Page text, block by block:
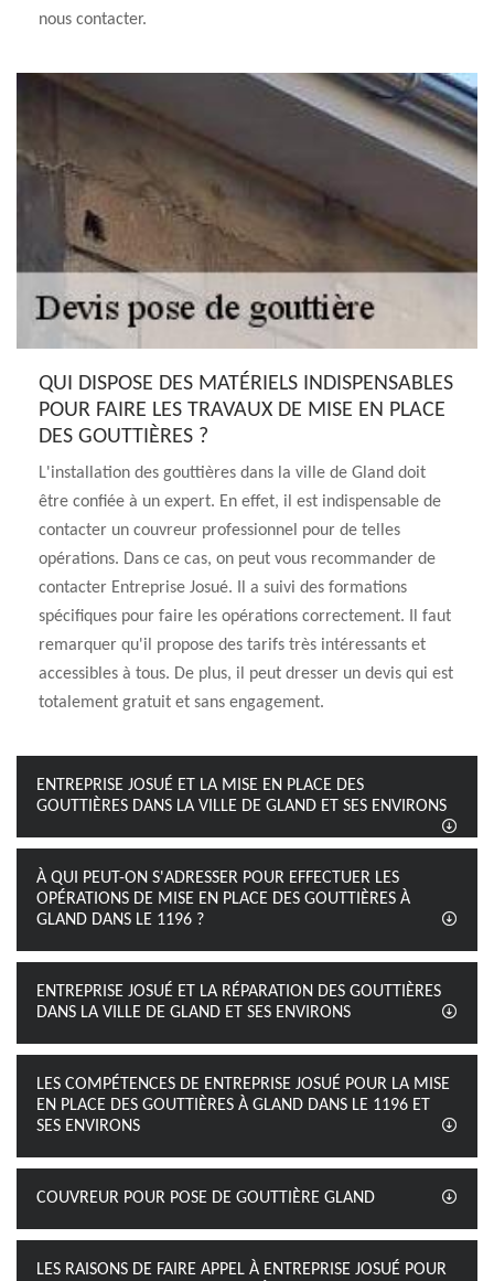
nous contacter.
QUI DISPOSE DES MATÉRIELS INDISPENSABLES
POUR FAIRE LES TRAVAUX DE MISE EN PLACE
DES GOUTTIÈRES ?
L'installation des gouttières dans la ville de Gland doit
être confiée à un expert. En effet, il est indispensable de
contacter un couvreur professionnel pour de telles
opérations. Dans ce cas, on peut vous recommander de
contacter Entreprise Josué. Il a suivi des formations
spécifiques pour faire les opérations correctement. Il faut
remarquer qu'il propose des tarifs très intéressants et
accessibles à tous. De plus, il peut dresser un devis qui est
totalement gratuit et sans engagement.
ENTREPRISE JOSUÉ ET LA MISE EN PLACE DES
GOUTTIÈRES DANS LA VILLE DE GLAND ET SES ENVIRONS
À QUI PEUT-ON S'ADRESSER POUR EFFECTUER LES
OPÉRATIONS DE MISE EN PLACE DES GOUTTIÈRES À
GLAND DANS LE 1196 ?
ENTREPRISE JOSUÉ ET LA RÉPARATION DES GOUTTIÈRES
DANS LA VILLE DE GLAND ET SES ENVIRONS
LES COMPÉTENCES DE ENTREPRISE JOSUÉ POUR LA MISE
EN PLACE DES GOUTTIÈRES À GLAND DANS LE 1196 ET
SES ENVIRONS
COUVREUR POUR POSE DE GOUTTIÈRE GLAND
LES RAISONS DE FAIRE APPEL À ENTREPRISE JOSUÉ POUR